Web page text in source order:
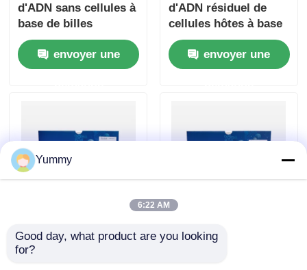
d'ADN sans cellules à
base de billes
magnétiques
envoyer une
d'ADN résiduel de
cellules hôtes à base
de perles
magnétiques
envoyer une
Kit de purification de
produits PCR à base
Kit d'extraction
d'ADN sur gel grand
Yummy
6:22 AM
Good day, what product are you looking
for?